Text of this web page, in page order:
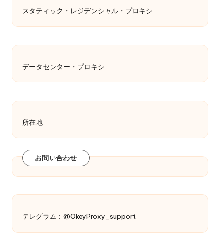
スタティック・レジデンシャル・プロキシ
データセンター・プロキシ
所在地
お問い合わせ
テレグラム：@OkeyProxy_support